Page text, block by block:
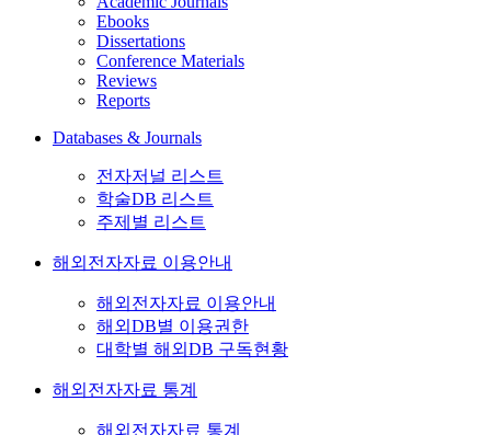
Ebooks
Dissertations
Conference Materials
Reviews
Reports
Databases & Journals
전자저널 리스트
학술DB 리스트
주제별 리스트
해외전자자료 이용안내
해외전자자료 이용안내
해외DB별 이용권한
대학별 해외DB 구독현황
해외전자자료 통계
해외전자자료 통계